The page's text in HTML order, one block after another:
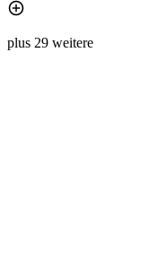
plus 29 weitere